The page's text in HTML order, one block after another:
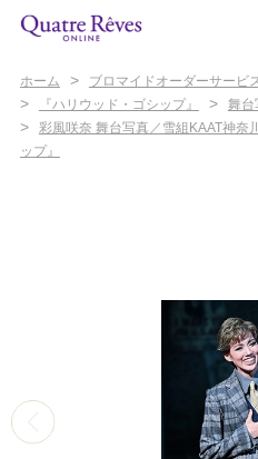
ホーム > ブロマイドオーダーサービ
> 『ハリウッド・ゴシップ』 > 舞台
>
彩風咲奈 舞台写真／雪組KAAT神奈
ップ』